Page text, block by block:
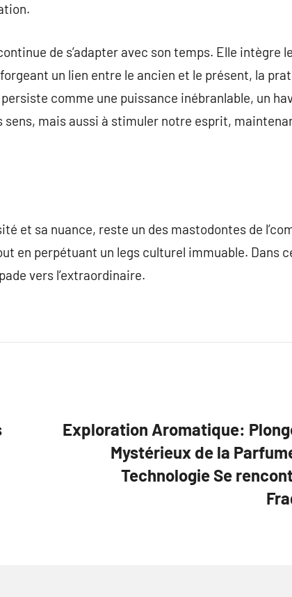
de s’adapter avec son temps. Elle intègre
un lien entre le ancien et le présent, la
comme une puissance inébranlable, un
mais aussi à stimuler notre esprit,
et sa nuance, reste un des mastodontes de
en perpétuant un legs culturel immuable. Dans
vers l’extraordinaire.
Exploration Aromatique:
Mystérieux de la
Technologie Se